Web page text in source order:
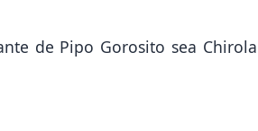
de Pipo Gorosito sea Chirola